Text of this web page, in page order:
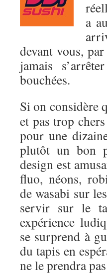
a
devant vous,
jamais
bouchées.
Si on considère
et pas trop
pour une
plutôt un bon
design est
fluo, néons,
de wasabi sur
servir sur le
expérience
se surprend à
du tapis en
ne le prendra